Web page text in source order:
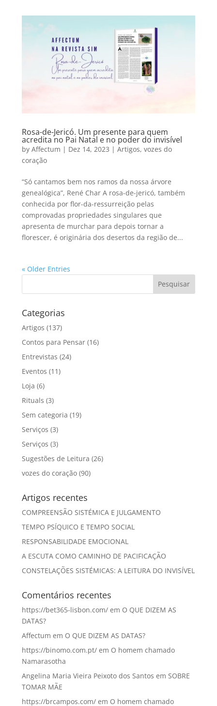
Rosa-de-Jericó. Um presente para quem
acredita no Pai Natal e no poder do invisível
by Affectum | Dez 14, 2023 | Artigos, vozes do
coração
“Só cantamos bem nos ramos da nossa árvore
genealógica”, René Char A rosa-de-jericó, também
conhecida por flor-da-ressurreição pelas
comprovadas propriedades singulares que
apresenta de murchar para depois tornar a
florescer, é originária dos desertos da região de...
« Older Entries
Categorias
Artigos (137)
Contos para Pensar(16)
Entrevistas (24)
Eventos (11)
Loja (6)
Rituals (3)
Sem categoria (19)
Serviços (3)
Serviços (3)
Sugestões de Leitura (26)
vozes do coração(90)
Artigos recentes
COMPREENSÃO SISTÉMICA E JULGAMENTO
TEMPO PSÍQUICO E TEMPO SOCIAL
RESPONSABILIDADE EMOCIONAL
A ESCUTA COMO CAMINHO DE PACIFICAÇÃO
CONSTELAÇÕES SISTÉMICAS: A LEITURA DO INVISÍVEL
Comentários recentes
https://bet365-lisbon.com/em O QUE DIZEM AS
DATAS?
Affectum em O QUE DIZEM AS DATAS?
https://binomo.com.pt/em O homem chamado
Namarasotha
Angelina Maria Vieira Peixoto dos Santos em SOBRE
TOMAR MÃE
https://brcampos.com/em O homem chamado